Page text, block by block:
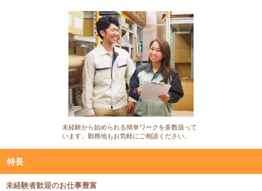
未経験から始められる簡単ワークを多数扱って
います。勤務地もお気軽にご相談ください。
特長
未経験者歓迎のお仕事豊富